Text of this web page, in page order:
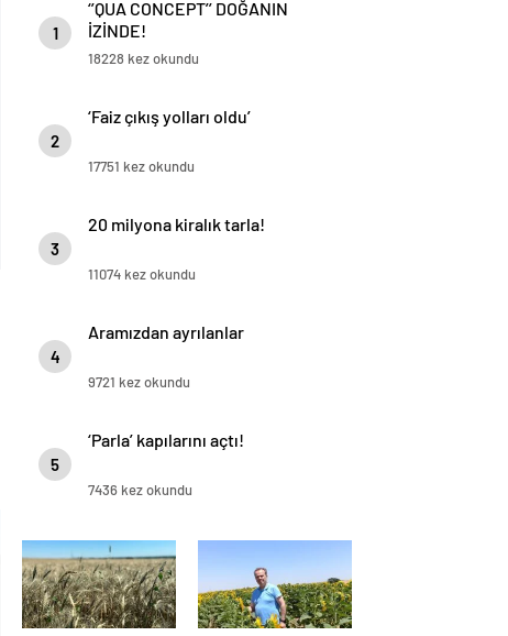
1
‘’QUA CONCEPT’’ DOĞANIN
İZİNDE!
18228 kez okundu
2
‘Faiz çıkış yolları oldu’
17751 kez okundu
3
20 milyona kiralık tarla!
11074 kez okundu
4
Aramızdan ayrılanlar
9721 kez okundu
5
‘Parla’ kapılarını açtı!
7436 kez okundu